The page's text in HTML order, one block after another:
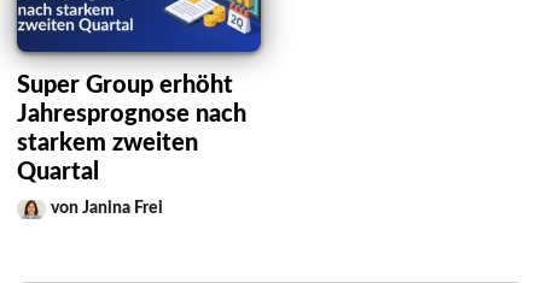
Super Group erhöht
Jahresprognose nach
starkem zweiten
Quartal
von Janina Frei